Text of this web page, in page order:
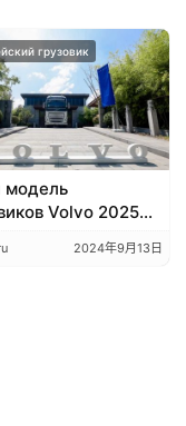
грузовик
модель
Volvo 2025
вышла
Китая.2024年9月13日